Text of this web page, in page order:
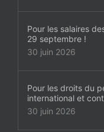
Pour les salaires
29 septembre !
30 juin 2026
Pour les droits du
international et
30 juin 2026